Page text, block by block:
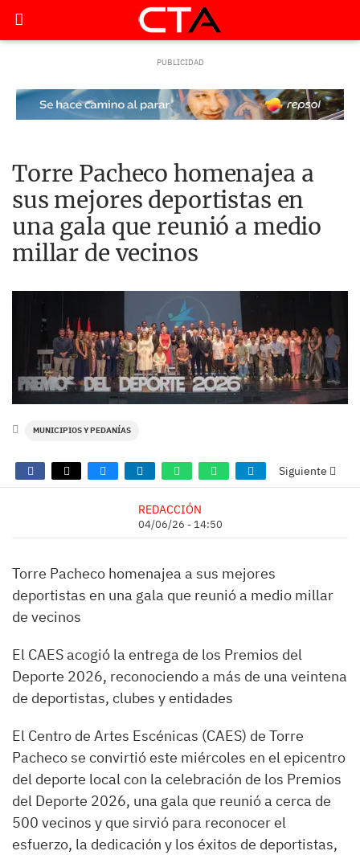
Torre Pacheco homenajea a
sus mejores deportistas en
una gala que reunió a medio
millar de vecinos
MUNICIPIOS Y PEDANÍAS
Siguiente
REDACCIÓN
04/06/26 - 14:50
Torre Pacheco homenajea a sus mejores
deportistas en una gala que reunió a medio millar
de vecinos
El CAES acogió la entrega de los Premios del
Deporte 2026, reconociendo a más de una veintena
de deportistas, clubes y entidades
El Centro de Artes Escénicas (CAES) de Torre
Pacheco se convirtió este miércoles en el epicentro
del deporte local con la celebración de los Premios
del Deporte 2026, una gala que reunió a cerca de
500 vecinos y que sirvió para reconocer el
esfuerzo, la dedicación y los éxitos de deportistas,